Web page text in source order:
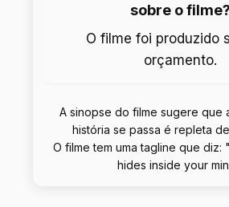
sobre o filme?
O filme foi produzido
orçamento.
A sinopse do filme sugere que
história se passa é repleta
O filme tem uma tagline que diz:
hides inside your